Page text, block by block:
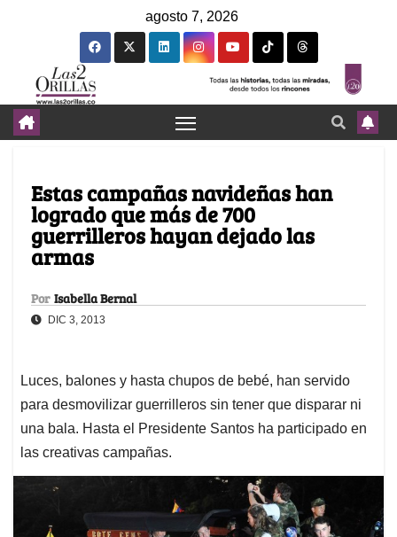
agosto 7, 2026
Estas campañas navideñas han
logrado que más de 700
guerrilleros hayan dejado las
armas
Por Isabella Bernal
DIC 3, 2013
Luces, balones y hasta chupos de bebé, han servido
para desmovilizar guerrilleros sin tener que disparar ni
una bala. Hasta el Presidente Santos ha participado en
las creativas campañas.